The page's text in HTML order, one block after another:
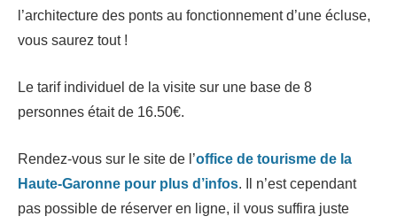
l’architecture des ponts au fonctionnement d’une écluse,
vous saurez tout !
Le tarif individuel de la visite sur une base de 8
personnes était de 16.50€.
Rendez-vous sur le site de l’office de tourisme de la
Haute-Garonne pour plus d’infos. Il n’est cependant
pas possible de réserver en ligne, il vous suffira juste